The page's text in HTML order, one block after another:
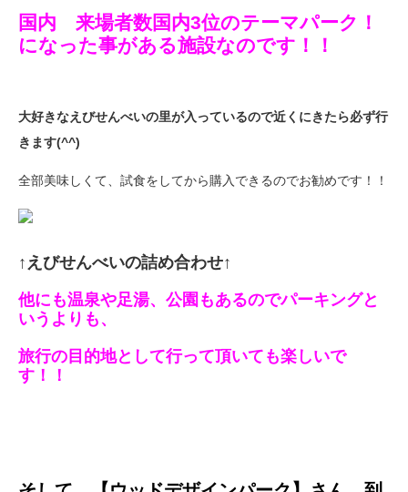
国内 来場者数国内3位のテーマパーク！
になった事がある施設なのです！！
大好きなえびせんべいの里が入っているので近くにきたら必ず行
きます(^^)
全部美味しくて、試食をしてから購入できるのでお勧めです！！
↑えびせんべいの詰め合わせ↑
他にも温泉や足湯、公園もあるのでパーキングと
いうよりも、
旅行の目的地として行って頂いても楽しいで
す！！